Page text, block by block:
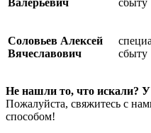
Соловьев Алексей
Вячеславович
сбыту
Не нашли то, что искали?
Пожалуйста, свяжитесь с
способом!